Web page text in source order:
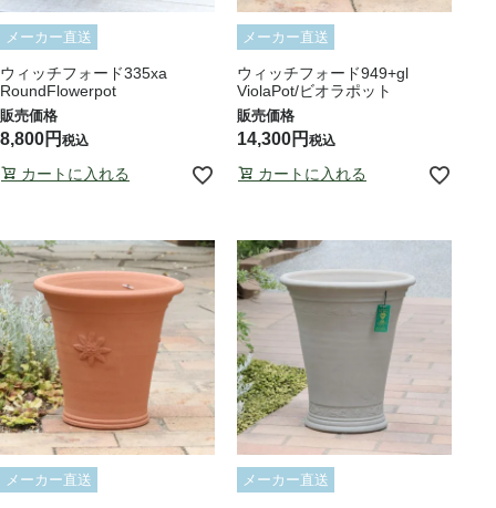
メーカー直送
ウィッチフォード335xa
RoundFlowerpot
8,800 税込
カートに入れる
メーカー直送
ウィッチフォード949+gl
ViolaPot/ビオラポット
14,300 税込
カートに入れる
メーカー直送 メーカー直送